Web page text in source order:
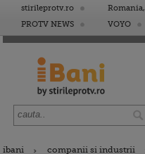
stirileprotv.ro
PROTV NEWS
VOYO
ibani
companii si industrii